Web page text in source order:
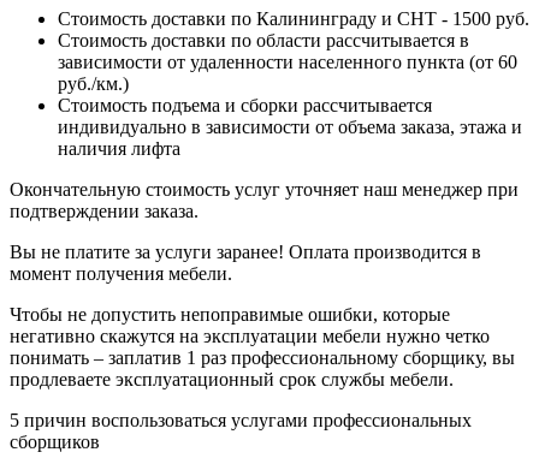
Стоимость доставки по Калининграду и СНТ - 1500 руб.
Стоимость доставки по области рассчитывается в
зависимости от удаленности населенного пункта (от 60
руб./км.)
Стоимость подъема и сборки рассчитывается
индивидуально в зависимости от объема заказа, этажа и
наличия лифта
Окончательную стоимость услуг уточняет наш менеджер при
подтверждении заказа.
Вы не платите за услуги заранее! Оплата производится в
момент получения мебели.
Чтобы не допустить непоправимые ошибки, которые
негативно скажутся на эксплуатации мебели нужно четко
понимать – заплатив 1 раз профессиональному сборщику, вы
продлеваете эксплуатационный срок службы мебели.
5 причин воспользоваться услугами профессиональных
сборщиков